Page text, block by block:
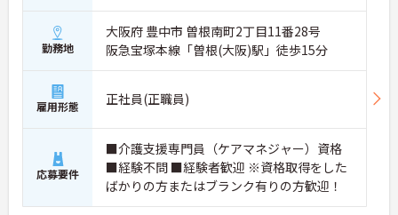
勤務地
大阪府 豊中市 曽根南町2丁目11番28号
阪急宝塚本線「曽根(大阪)駅」徒歩15分
雇用形態 正社員(正職員)
応募要件
■介護支援専門員（ケアマネジャー）資格
■経験不問 ■経験者歓迎 ※資格取得をした
ばかりの方またはブランク有りの方歓迎！